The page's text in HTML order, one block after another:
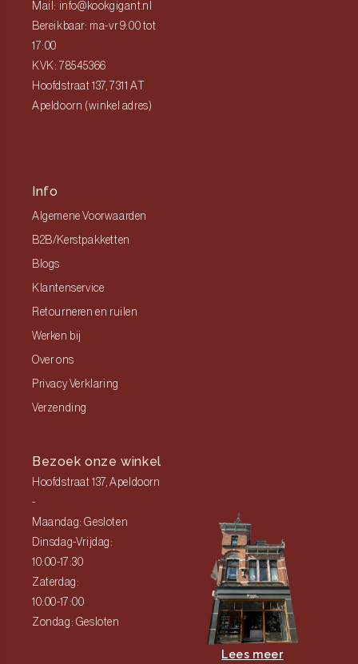
Mail: info@kookgigant.nl
Bereikbaar: ma-vr 9:00 tot
17:00
KVK: 78545366
Hoofdstraat 137, 7311 AT
Apeldoorn (winkel adres)
Info
Algemene Voorwaarden
B2B/Kerstpakketten
Blogs
Klantenservice
Retourneren en ruilen
Werken bij
Over ons
Privacy Verklaring
Verzending
Bezoek onze winkel
Hoofdstraat 137, Apeldoorn
-
Maandag: Gesloten
Dinsdag-Vrijdag:
10:00-17:30
Zaterdag:
10:00-17:00
Zondag: Gesloten
Lees meer